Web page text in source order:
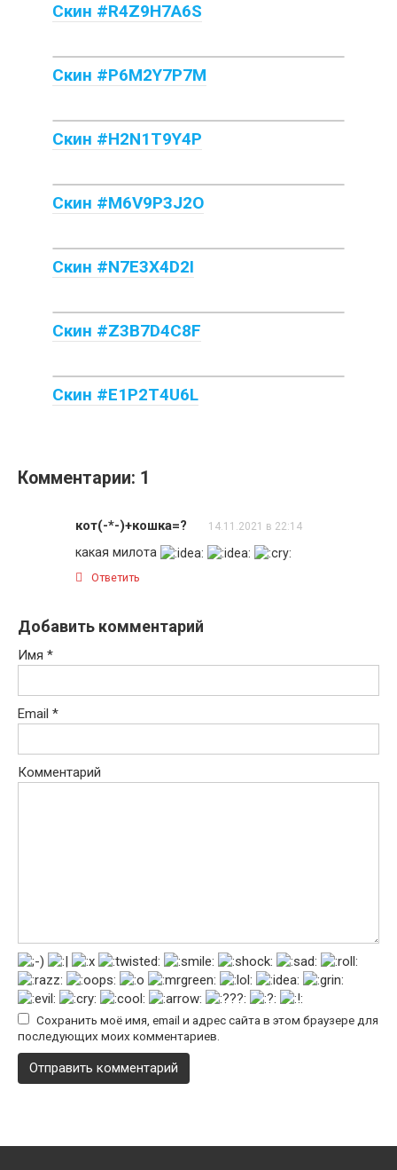
Скин #R4Z9H7A6S
Скин #P6M2Y7P7M
Скин #H2N1T9Y4P
Скин #M6V9P3J2O
Скин #N7E3X4D2I
Скин #Z3B7D4C8F
Скин #E1P2T4U6L
Комментарии: 1
кот(-*-)+кошка=? 14.11.2021 в 22:14
какая милота
Ответить
Добавить комментарий
Имя *
Email *
Комментарий
Сохранить моё имя, email и адрес сайта в этом браузере для
последующих моих комментариев.